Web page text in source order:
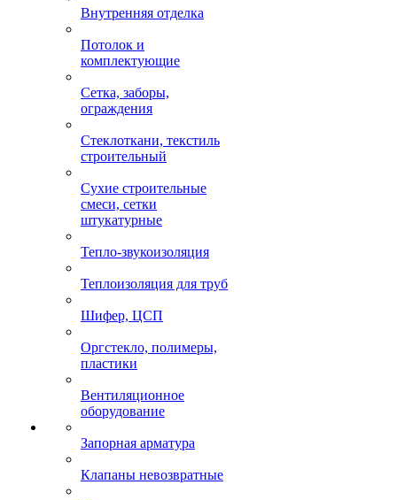
Внутренняя отделка
Потолок и
комплектующие
Сетка, заборы,
ограждения
Стеклоткани, текстиль
строительный
Сухие строительные
смеси, сетки
штукатурные
Тепло-звукоизоляция
Теплоизоляция для труб
Шифер, ЦСП
Оргстекло, полимеры,
пластики
Вентиляционное
оборудование
Запорная арматура
Клапаны невозвратные